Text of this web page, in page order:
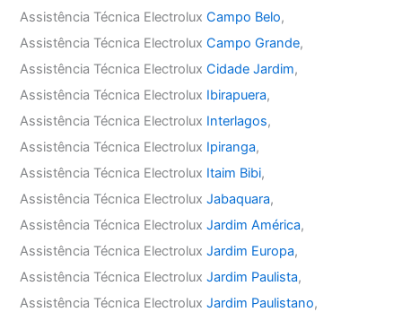
Assistência Técnica ElectroluxCampo Belo,
Assistência Técnica ElectroluxCampo Grande,
Assistência Técnica ElectroluxCidade Jardim,
Assistência Técnica Electrolux Ibirapuera,
Assistência Técnica Electrolux Interlagos,
Assistência Técnica Electrolux Ipiranga,
Assistência Técnica Electrolux Itaim Bibi,
Assistência Técnica ElectroluxJabaquara,
Assistência Técnica ElectroluxJardim América,
Assistência Técnica ElectroluxJardim Europa,
Assistência Técnica ElectroluxJardim Paulista,
Assistência Técnica ElectroluxJardim Paulistano,